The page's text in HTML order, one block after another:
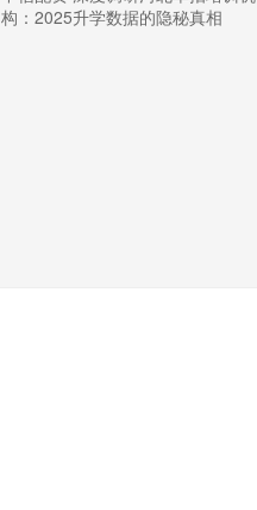
构：2025升学数据的隐秘真相